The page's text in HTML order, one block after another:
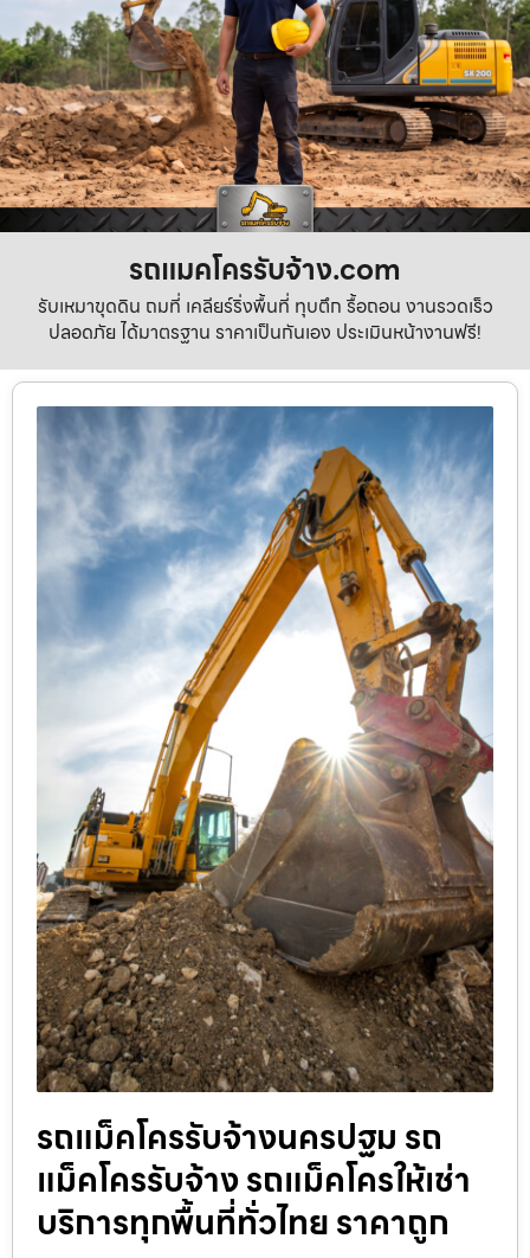
รถแมคโครรับจ้าง.com
รับเหมาขุดดิน ถมที่ เคลียร์ริ่งพื้นที่ ทุบตึก รื้อถอน งานรวดเร็ว
ปลอดภัย ได้มาตรฐาน ราคาเป็นกันเอง ประเมินหน้างานฟรี!
รถแม็คโครรับจ้างนครปฐม รถ
แม็คโครรับจ้าง รถแม็คโครให้เช่า
บริการทุกพื้นที่ทั่วไทย ราคาถูก